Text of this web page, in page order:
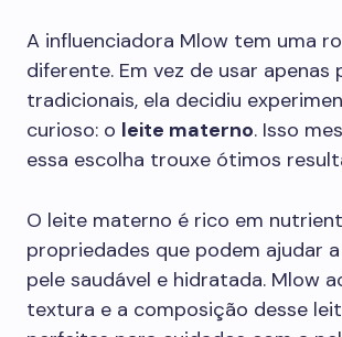
A influenciadora Mlow tem uma
diferente. Em vez de usar apenas
tradicionais, ela decidiu
curioso: o leite materno. Isso
essa escolha trouxe ótimos
O leite materno é rico em
propriedades que podem ajudar
pele saudável e hidratada. Mlow
textura e a composição desse